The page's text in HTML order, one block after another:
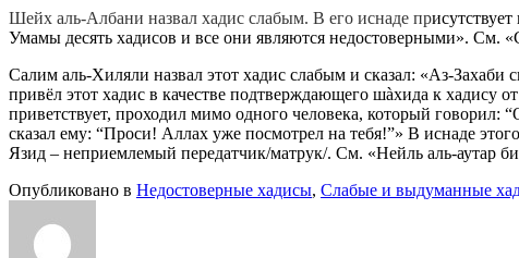
Шейх аль-Албани назвал хадис слабым. В его иснаде пр
Умамы десять хадисов и все они являются недостоверными». См.
Салим аль-Хиляли назвал этот хадис слабым и сказал: «Аз-
привёл этот хадис в качестве подтверждающего шàхида к хадису
приветствует, проходил мимо одного человека, который
сказал ему: “Проси! Аллах уже посмотрел на тебя!”» В иснаде
Язид – неприемлемый передатчик/матрук/. См. «Нейль аль-аутар
Опубликовано в Недостоверные хадисы, Слабые и выдуманные